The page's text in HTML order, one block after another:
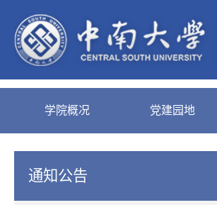
学院概况 党建园地
通知公告